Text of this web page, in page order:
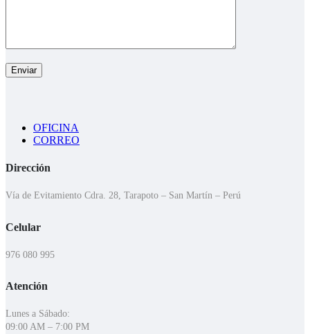
OFICINA
CORREO
Dirección
Vía de Evitamiento Cdra. 28, Tarapoto – San Martín – Perú
Celular
976 080 995
Atención
Lunes a Sábado:
09:00 AM – 7:00 PM